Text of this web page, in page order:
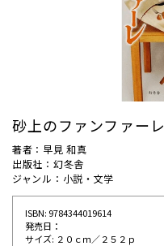
砂上のファンファーレ
著者：早見 和真
出版社：幻冬舎
ジャンル：小説・文学
ISBN: 9784344019614
発売⽇：
サイズ: ２０ｃｍ／２５２ｐ